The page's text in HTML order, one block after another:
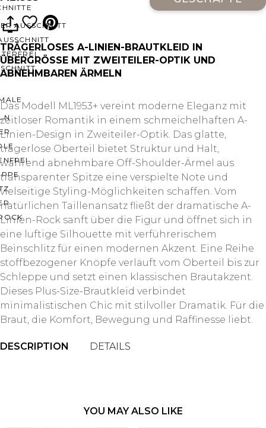
AUSSCHNITT
TRÄGERLOSES A-LINIEN-BRAUTKLEID IN
ÜBERGRÖSSE MIT ZWEITEILER-OPTIK UND A
BNEHMBAREN ÄRMELN
Das Modell ML1953+ vereint moderne Eleganz mit
zeitloser Romantik in einem schmeichelhaften A-
Linien-Design in Zweiteiler-Optik. Das glatte,
trägerlose Oberteil bietet Struktur und Halt,
während abnehmbare Off-Shoulder-Ärmel aus
transparenter Spitze eine verspielte Note und
vielseitige Styling-Möglichkeiten schaffen. Vom
natürlichen Taillenansatz fließt der dramatische A-
Linien-Rock sanft über die Figur und öffnet sich in
eine luftige Silhouette mit verführerischem
Beinschlitz für einen modernen Akzent. Eine Reihe
stoffbezogener Knöpfe verläuft vom Oberteil bis zur
Schleppe und setzt einen klassischen Brautakzent.
Dieses Plus-Size-Brautkleid verbindet
minimalistischen Chic mit stilvoller Dramatik. Für die
Braut, die Komfort, Bewegung und Raffinesse liebt.
DESCRIPTION DETAILS
YOU MAY ALSO LIKE